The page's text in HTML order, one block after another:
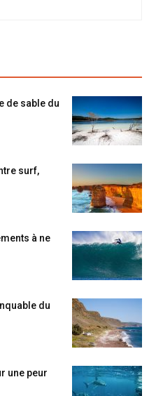
de sable du
surf,
à ne
du
une peur